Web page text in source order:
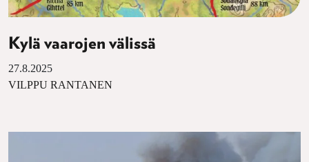
Kylä vaarojen välissä
27.8.2025
VILPPU RANTANEN